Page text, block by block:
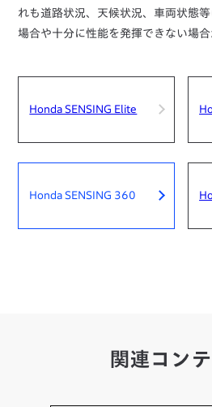
れも道路状況、天候状況、車両状態
場合や十分に性能を発揮できない場合
Honda SENSING Elite
Honda SENSING 360
関連コン